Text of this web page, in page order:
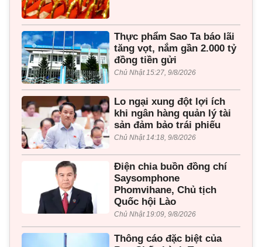
Thực phẩm Sao Ta báo lãi
tăng vọt, nắm gần 2.000 tỷ
đồng tiền gửi
Chủ Nhật 15:27, 9/8/2026
Lo ngại xung đột lợi ích
khi ngân hàng quản lý tài
sản đảm bảo trái phiếu
Chủ Nhật 14:18, 9/8/2026
Điện chia buồn đồng chí
Saysomphone
Phomvihane, Chủ tịch
Quốc hội Lào
Chủ Nhật 19:09, 9/8/2026
Thông cáo đặc biệt của